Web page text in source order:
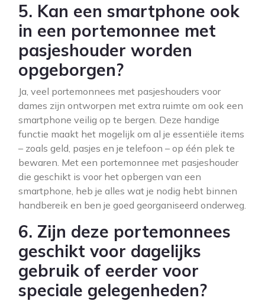
5. Kan een smartphone ook
in een portemonnee met
pasjeshouder worden
opgeborgen?
Ja, veel portemonnees met pasjeshouders voor
dames zijn ontworpen met extra ruimte om ook een
smartphone veilig op te bergen. Deze handige
functie maakt het mogelijk om al je essentiële items
– zoals geld, pasjes en je telefoon – op één plek te
bewaren. Met een portemonnee met pasjeshouder
die geschikt is voor het opbergen van een
smartphone, heb je alles wat je nodig hebt binnen
handbereik en ben je goed georganiseerd onderweg.
6. Zijn deze portemonnees
geschikt voor dagelijks
gebruik of eerder voor
speciale gelegenheden?